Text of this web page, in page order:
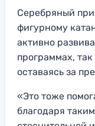
Серебряный
фигурному
активно
программах,
оставаясь за
«Это тоже
благодаря